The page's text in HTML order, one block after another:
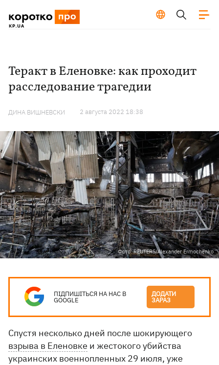
Теракт в Еленовке: как проходит
расследование трагедии
ДИНА ВИШНЕВСКИ 2 августа 2022 18:38
Фото: REUTERS/Alexander Ermochenko
ПІДПИШІТЬСЯ НА НАС В
GOOGLE
ДОДАТИ
ЗАРАЗ
Спустя несколько дней после шокирующего
взрыва в Еленовке и жестокого убийства
украинских военнопленных 29 июля, уже